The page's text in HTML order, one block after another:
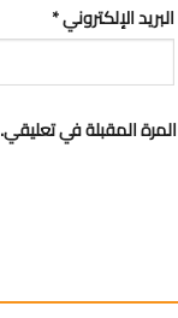
البريد الإلكتروني*
المقبلة في تعليقي.